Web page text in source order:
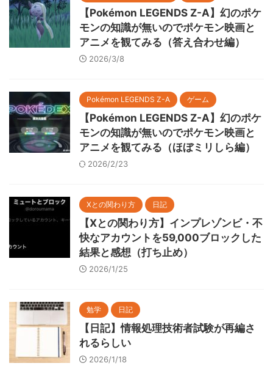
【Pokémon LEGENDS Z-A】幻のポケ
モンの知識が無いのでポケモン映画と
アニメを観てみる（答え合わせ編）
2026/3/8
Pokémon LEGENDS Z-A ゲーム
【Pokémon LEGENDS Z-A】幻のポケ
モンの知識が無いのでポケモン映画と
アニメを観てみる（ほぼミリしら編）
2026/2/23
Xとの関わり方 日記
【Xとの関わり方】インプレゾンビ・不
快なアカウントを59,000ブロックした
結果と感想（打ち止め）
2026/1/25
勉学 日記
【日記】情報処理技術者試験が再編さ
れるらしい
2026/1/18